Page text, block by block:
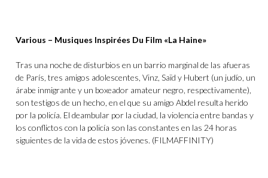
Various – Musiques Inspirées Du Film «La Haine»
Tras una noche de disturbios en un barrio marginal de las afueras
de París, tres amigos adolescentes, Vinz, Saïd y Hubert (un judío, un
árabe inmigrante y un boxeador amateur negro, respectivamente),
son testigos de un hecho, en el que su amigo Abdel resulta herido
por la policía. El deambular por la ciudad, la violencia entre bandas y
los conflictos con la policía son las constantes en las 24 horas
siguientes de la vida de estos jóvenes. (FILMAFFINITY)